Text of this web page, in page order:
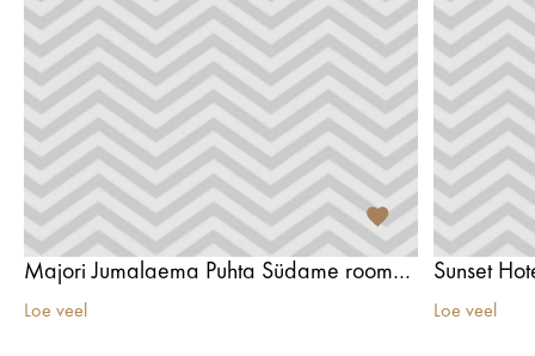
Majori Jumalaema Puhta Südame roomakatoliku kirik
Loe veel
Sunset
Loe veel